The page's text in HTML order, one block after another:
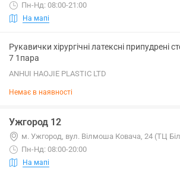
Пн-Нд: 08:00-21:00
На мапі
Рукавички хірургічні латексні припудрені
7 1пара
ANHUI HAOJIE PLASTIC LTD
Немає в наявності
Ужгород 12
м. Ужгород, вул. Вілмоша Ковача, 24 (ТЦ
Пн-Нд: 08:00-20:00
На мапі